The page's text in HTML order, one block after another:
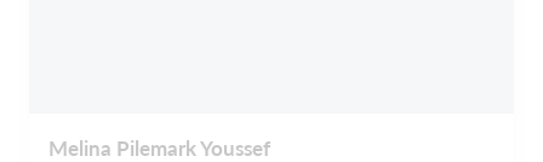
Melina Pilemark Youssef